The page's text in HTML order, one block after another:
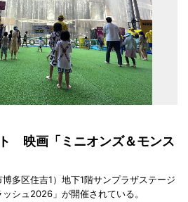
映画「ミニオンズ＆モンス
多区住吉1）地下1階サンプラザステージ
シュ2026」が開催されている。